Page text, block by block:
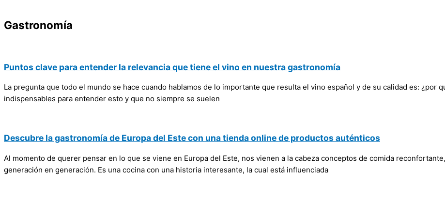
Gastronomía
Puntos clave para entender la relevancia que tiene el vino en nuestra gastronomía
La pregunta que todo el mundo se hace cuando hablamos de lo importante que resulta el vino español y de su calidad es: ¿por
indispensables para entender esto y que no siempre se suelen
Descubre la gastronomía de Europa del Este con una tienda online de productos auténticos
Al momento de querer pensar en lo que se viene en Europa del Este, nos vienen a la cabeza conceptos de comida
generación en generación. Es una cocina con una historia interesante, la cual está influenciada